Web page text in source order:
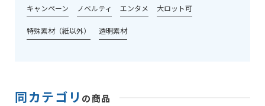
キャンペーン ノベルティ エンタメ 大ロット可
特殊素材（紙以外） 透明素材
同カテゴリ の商品